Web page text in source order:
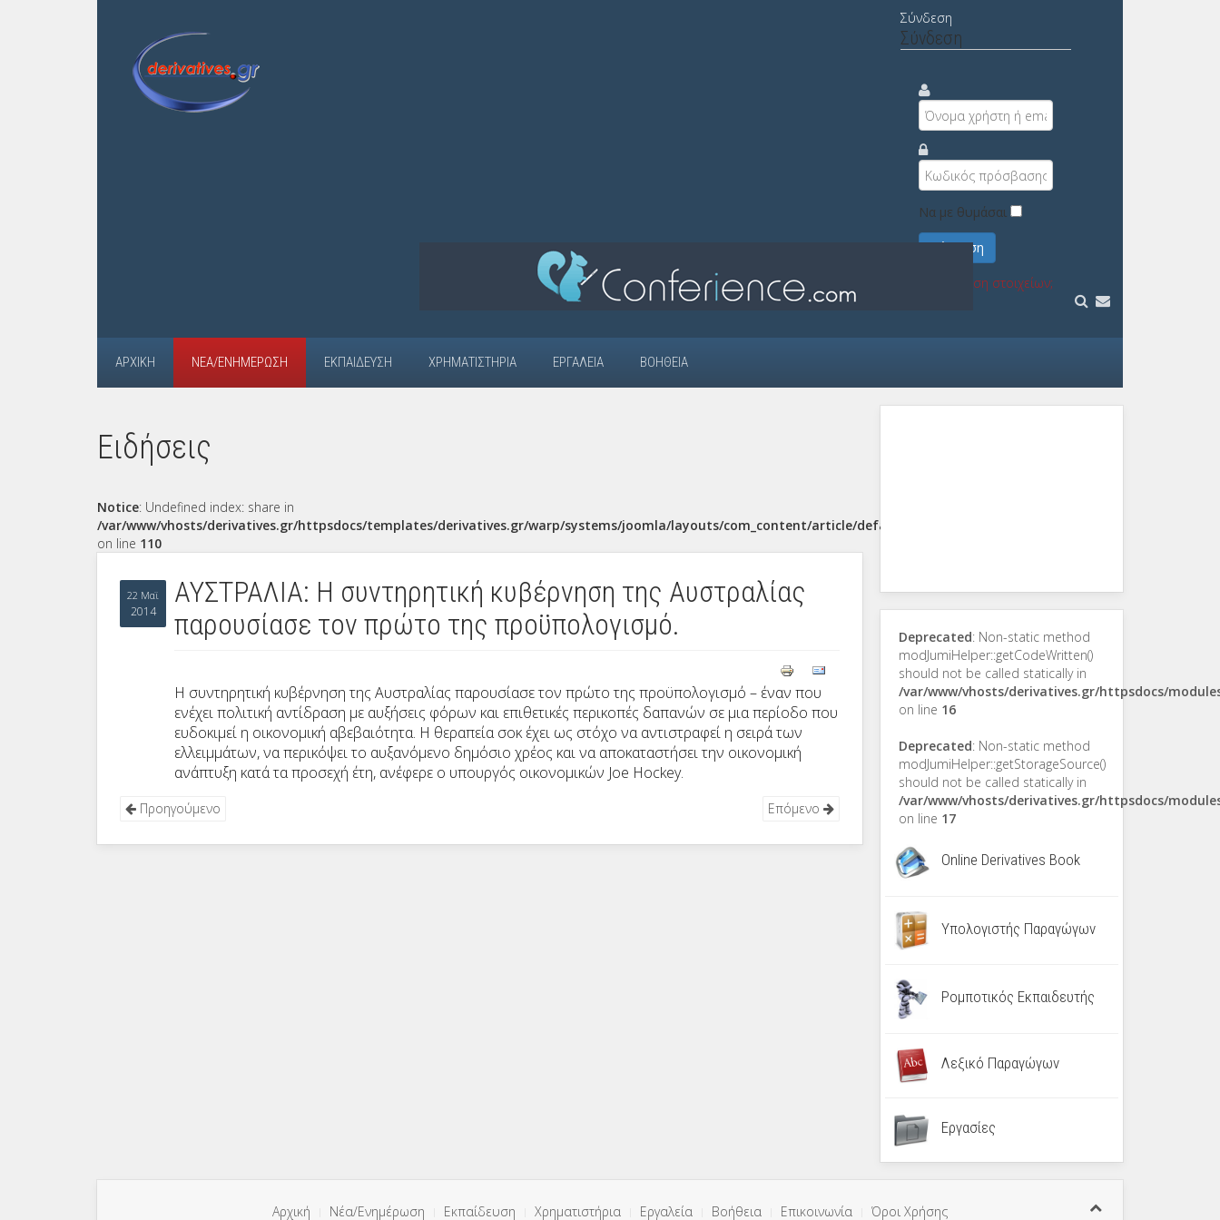
Σύνδεση
Σύνδεση
Να με θυμάσαι
Σύνδεση
Υπενθύμιση στοιχείων;
ΑΡΧΙΚΉ ΝΈΑ/ΕΝΗΜΈΡΩΣΗ ΕΚΠΑΊΔΕΥΣΗ ΧΡΗΜΑΤΙΣΤΉΡΙΑ ΕΡΓΑΛΕΊΑ ΒΟΉΘΕΙΑ
Ειδήσεις
Notice: Undefined index: share in
/var/www/vhosts/derivatives.gr/httpsdocs/templates/derivatives.gr/warp/systems/joomla/layouts/com_content/article/default.php
on line 110
22 Μαϊ
2014
ΑΥΣΤΡΑΛΙΑ: Η συντηρητική κυβέρνηση της Αυστραλίας
παρουσίασε τον πρώτο της προϋπολογισμό.
Η συντηρητική κυβέρνηση της Αυστραλίας παρουσίασε τον πρώτο της προϋπολογισμό – έναν που
ενέχει πολιτική αντίδραση με αυξήσεις φόρων και επιθετικές περικοπές δαπανών σε μια περίοδο που
ευδοκιμεί η οικονομική αβεβαιότητα. Η θεραπεία σοκ έχει ως στόχο να αντιστραφεί η σειρά των
ελλειμμάτων, να περικόψει το αυξανόμενο δημόσιο χρέος και να αποκαταστήσει την οικονομική
ανάπτυξη κατά τα προσεχή έτη, ανέφερε ο υπουργός οικονομικών Joe Hockey.
Προηγούμενο Επόμενο
Deprecated: Non-static method
modJumiHelper::getCodeWritten()
should not be called statically in
/var/www/vhosts/derivatives.gr/httpsdocs/
on line 16
Deprecated: Non-static method
modJumiHelper::getStorageSource()
should not be called statically in
/var/www/vhosts/derivatives.gr/httpsdocs/
on line 17
Online Derivatives Book
Υπολογιστής Παραγώγων
Ρομποτικός Εκπαιδευτής
Λεξικό Παραγώγων
Εργασίες
Αρχική Νέα/Ενημέρωση Εκπαίδευση Χρηματιστήρια Εργαλεία Βοήθεια Επικοινωνία Όροι Χρήσης